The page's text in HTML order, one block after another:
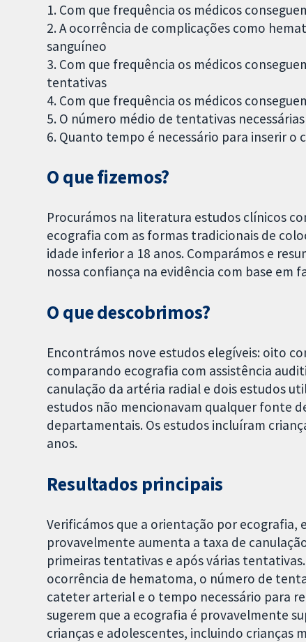
1. Com que frequência os médicos
2. A ocorrência de complicações como
sanguíneo
3. Com que frequência os médicos
tentativas
4. Com que frequência os médicos
5. O número médio de tentativas
6. Quanto tempo é necessário para inserir o
O que fizemos?
Procurámos na literatura estudos clínicos
ecografia com as formas tradicionais de
idade inferior a 18 anos. Comparámos e
nossa confiança na evidência com base
O que descobrimos?
Encontrámos nove estudos elegíveis: oito
comparando ecografia com assistência
canulação da artéria radial e dois estudos
estudos não mencionavam qualquer fonte
departamentais. Os estudos incluíram
anos.
Resultados principais
Verificámos que a orientação por
provavelmente aumenta a taxa de
primeiras tentativas e após várias
ocorrência de hematoma, o número de
cateter arterial e o tempo necessário para
sugerem que a ecografia é provavelmente
crianças e adolescentes, incluindo crianças